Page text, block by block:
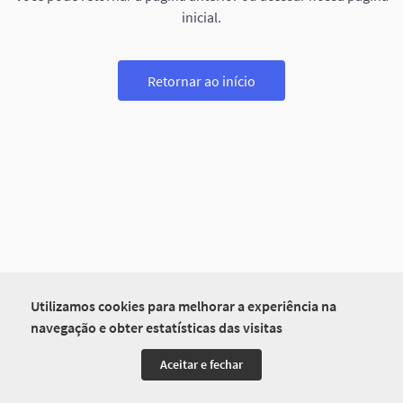
Utilizamos cookies para melhorar a experiência na
navegação e obter estatísticas das visitas
Aceitar e fechar
inicial.
Retornar ao início